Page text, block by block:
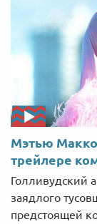
Мэтью
трейлере
Голливудский
заядлого
предстоящей